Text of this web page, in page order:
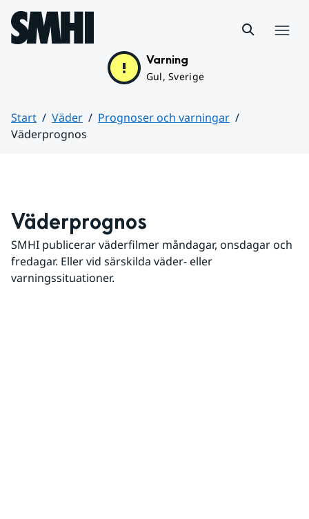
Hoppa till sidans innehåll
Varning
Gul, Sverige
Start Väder
Prognoser och varningar
Väderprognos
Väderprognos
SMHI publicerar väderfilmer måndagar, onsdagar och
fredagar. Eller vid särskilda väder- eller
varningssituationer.